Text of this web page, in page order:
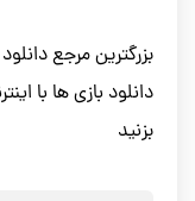
بزرگترین مرجع
دانلود بازی ها با
بزنید